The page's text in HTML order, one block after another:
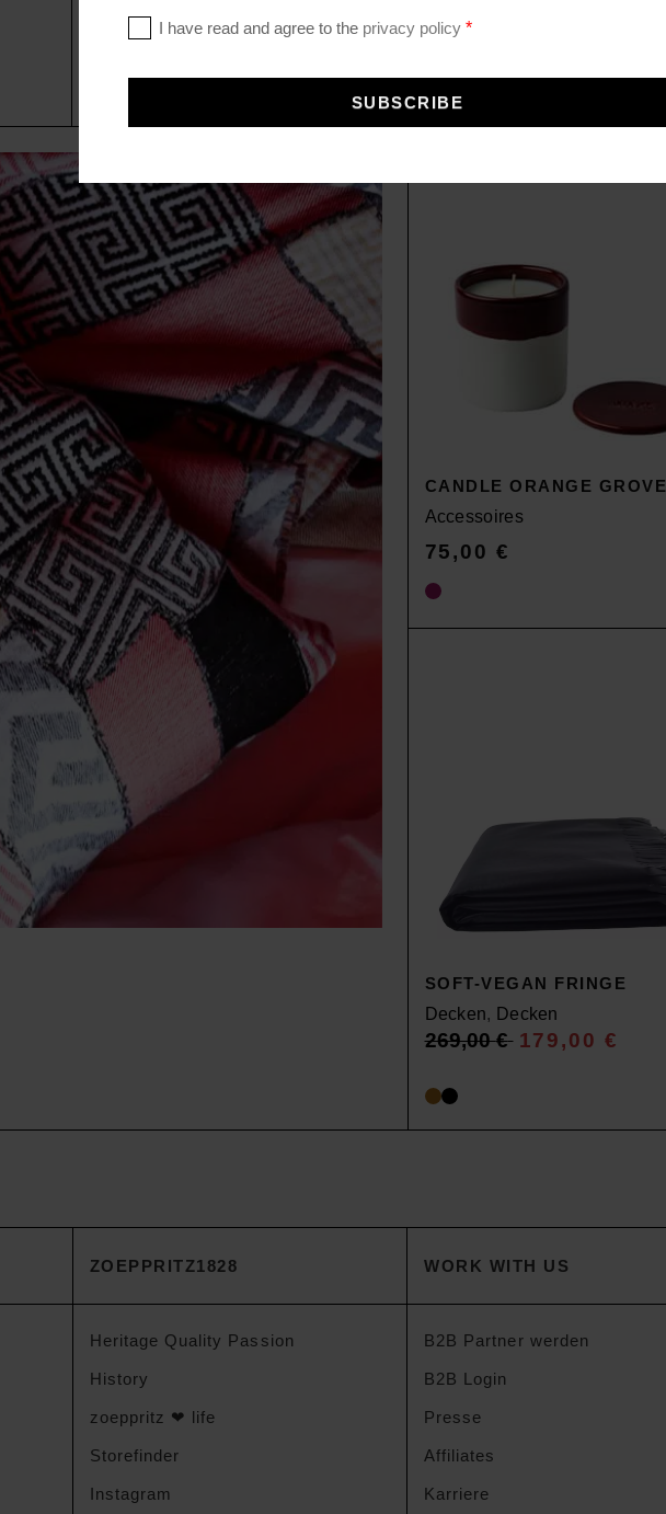
Bettbezug
Kissen
CANDLE ORANGE GROVE
Accessoires
75,00 €
SOFT-VEGAN FRINGE
Decken, Decken
269,00€ 179,00 €
ZOEPPRITZ1828
Heritage Quality Passion
History
zoeppritz ❤ life
Storefinder
Instagram
WORK WITH US
B2B Partner werden
B2B Login
Presse
Affiliates
Karriere